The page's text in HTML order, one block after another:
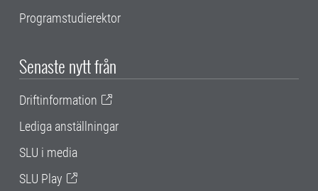
Programstudierektor
Senaste nytt från
Driftinformation
Lediga anställningar
SLU i media
SLU Play